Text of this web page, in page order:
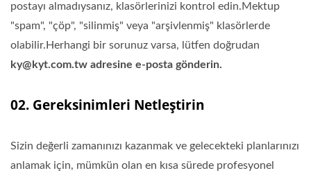
postayı almadıysanız, klasörlerinizi kontrol edin.Mektup
"spam", "çöp", "silinmiş" veya "arşivlenmiş" klasörlerde
olabilir.Herhangi bir sorunuz varsa, lütfen doğrudan
ky@kyt.com.tw adresine e-posta gönderin.
02. Gereksinimleri Netleştirin
Sizin değerli zamanınızı kazanmak ve gelecekteki planlarınızı
anlamak için, mümkün olan en kısa sürede profesyonel